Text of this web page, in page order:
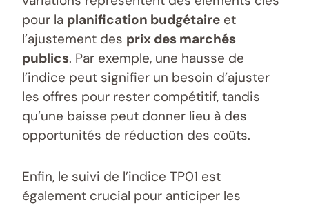
pour la planification budgétaire et
l’ajustement des prix des marchés
publics. Par exemple, une hausse de
l’indice peut signifier un besoin d’ajuster
les offres pour rester compétitif, tandis
qu’une baisse peut donner lieu à des
opportunités de réduction des coûts.
Enfin, le suivi de l’indice TP01 est
également crucial pour anticiper les